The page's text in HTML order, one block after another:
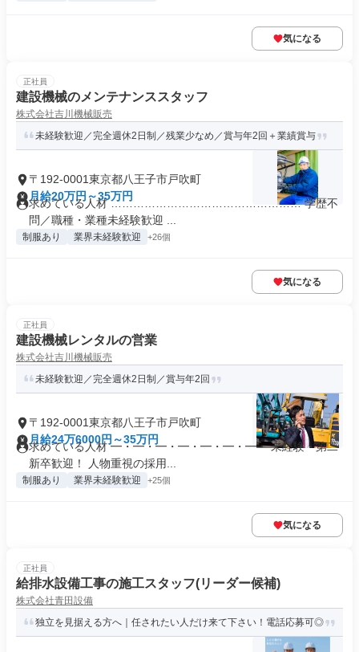
気になる
正社員
建設機械のメンテナンススタッフ
株式会社吉川機械販売
未経験歓迎／完全週休2日制／残業少なめ／賞与年2回＋業績賞与
〒192-0001東京都八王子市戸吹町
月給20万円～35万円
求めている人材 …………………………………………… 学歴不
問／職種・業種未経験歓迎 ...
制服あり 業界未経験歓迎 +26個
気になる
正社員
建設機械レンタルの営業
株式会社吉川機械販売
未経験歓迎／完全週休2日制／賞与年2回
〒192-0001東京都八王子市戸吹町
月給24万6000円～35万円
求めている人材 ━・━・━・━・━・━・━・ 未経験・第二
新卒歓迎！ 人物重視の採用...
制服あり 業界未経験歓迎 +25個
気になる
正社員
給排水設備工事の施工スタッフ(リーダー候補)
株式会社青田設備
独立を見据える方へ｜任されたい人だけ来て下さい！電話応募可◎